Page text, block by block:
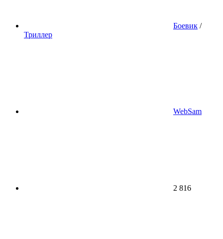
Боевик /
Триллер
WebSam
2 816